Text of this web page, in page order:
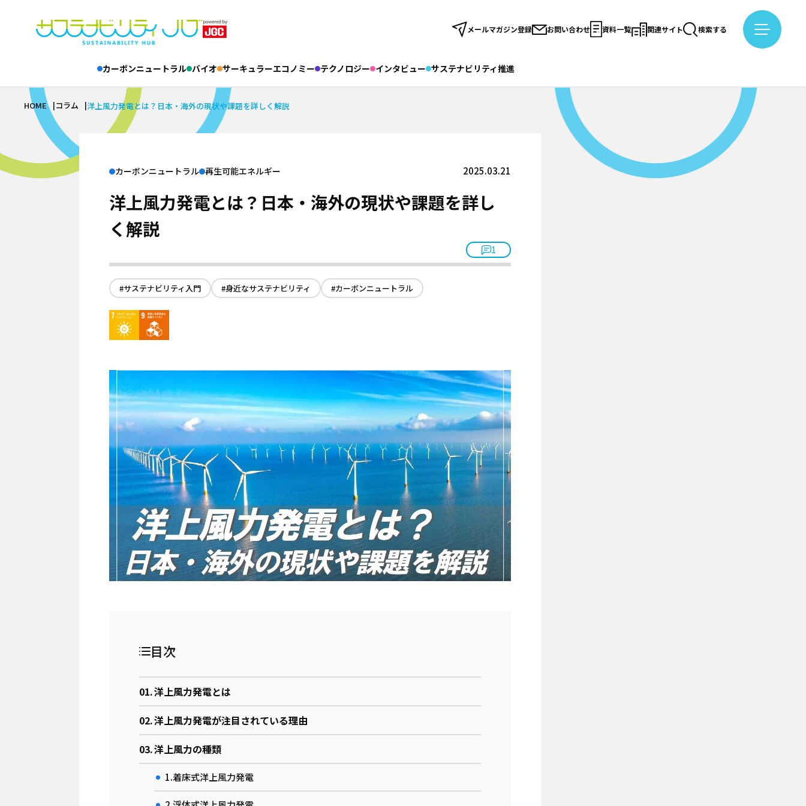
メールマガジン登録 お問い合わせ 資料一覧 関連サイト 検索する
A-MIS Coresafety
グループ会社サイト｜
日揮ホールディングス株式会社
日揮商事株式会社
日揮ビジネスサービス株式会社
日揮パラレルテクノロジーズ
日揮みらい投資事業有限責任組合
株式会社オルガノイドファーム
ブラウンリバース株式会社
カーボンニュートラル バイオ サーキュラーエコノミー テクノロジー インタビュー サステナビリティ推進
コラム一覧
カーボンニュートラル
再生可能エネルギー
アンモニア・水素
バイオものづくり
サーキュラーエコノミー
基礎知識
繊維リサイクル
テクノロジー
プラント
プロジェクトマネジメント
テクノロジー
カーボンニュートラル
サーキュラーエコノミー
サステナビリティ推進
イベント
用語集
関連サイト
Coresafety
ACT FOR SKY
するーぷ
日揮触媒化成株式会社
日揮商事株式会社
日本エヌ・ユー・エス株式会社
日揮みらい投資事業有限責任組合
かもめミライ水産株式会社
株式会社オルガノイドファーム
ブラウンリバース株式会社
JGC Digital株式会社
株式会社RePEaT
株式会社コンクルー
フリーワード検索 カテゴリー検索
#LNG #インタビュー #サーキュラーエコノミー #サステナビリティ入門
#再生可能エネルギー
#繊維リサイクル
#身近なサステナビリティ
HOME コラム 洋上風力発電とは？日本・海外の現状や課題を詳しく解説
カーボンニュートラル 再生可能エネルギー 2025.03.21
洋上風力発電とは？日本・海外の現状や課題を詳し
く解説
1
#サステナビリティ入門 #身近なサステナビリティ #カーボンニュートラル
目次
洋上風力発電とは
洋上風力発電が注目されている理由
洋上風力の種類
1.着床式洋上風力発電